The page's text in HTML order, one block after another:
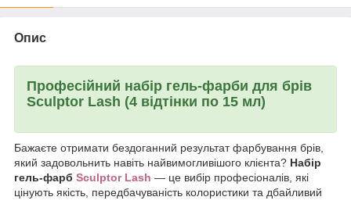
Опис
Професійний набір гель-фарби для брів
Sculptor Lash (4 відтінки по 15 мл)
Бажаєте отримати бездоганний результат фарбування брів,
який задовольнить навіть найвимогливішого клієнта? Набір
гель-фарб Sculptor Lash — це вибір професіоналів, які
цінують якість, передбачуваність колористики та дбайливий